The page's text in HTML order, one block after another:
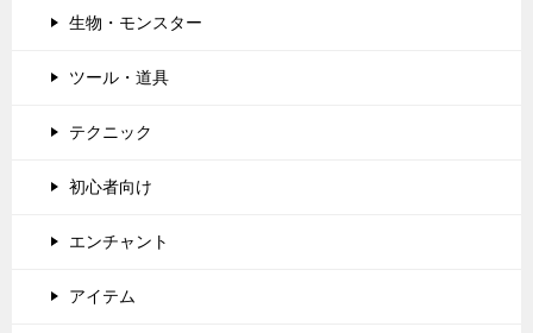
生物・モンスター
ツール・道具
テクニック
初心者向け
エンチャント
アイテム